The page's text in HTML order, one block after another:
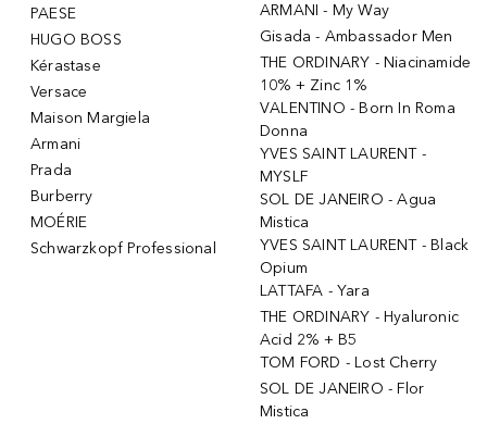
PAESE
HUGO BOSS
Kérastase
Versace
Maison Margiela
Armani
Prada
Burberry
MOÉRIE
Schwarzkopf Professional
ARMANI - My Way
Gisada - Ambassador Men
THE ORDINARY - Niacinamide
10% + Zinc 1%
VALENTINO - Born In Roma
Donna
YVES SAINT LAURENT -
MYSLF
SOL DE JANEIRO - Agua
Mistica
YVES SAINT LAURENT - Black
Opium
LATTAFA - Yara
THE ORDINARY - Hyaluronic
Acid 2% + B5
TOM FORD - Lost Cherry
SOL DE JANEIRO - Flor
Mistica